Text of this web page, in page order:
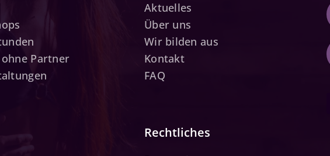
ohne Partner
Aktuelles
Über uns
Wir bilden aus
Kontakt
FAQ
Rechtliches